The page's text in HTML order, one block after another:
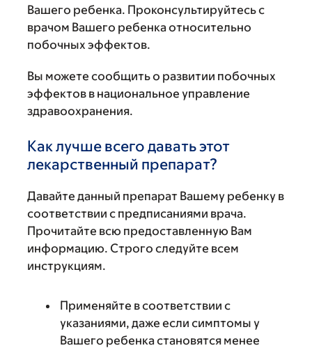
Вашего ребенка. Проконсультируйтесь с
врачом Вашего ребенка относительно
побочных эффектов.
Вы можете сообщить о развитии побочных
эффектов в национальное управление
здравоохранения.
Как лучше всего давать этот
лекарственный препарат?
Давайте данный препарат Вашему ребенку в
соответствии с предписаниями врача.
Прочитайте всю предоставленную Вам
информацию. Строго следуйте всем
инструкциям.
Применяйте в соответствии с
указаниями, даже если симптомы у
Вашего ребенка становятся менее